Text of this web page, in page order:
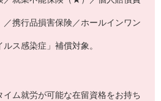
携行品損害保険／ホールインワン
ス感染症」補償対象。
イム就労が可能な在留資格をお持ち